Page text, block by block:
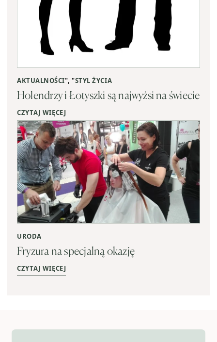
AKTUALNOŚCI", "STYL ŻYCIA
Holendrzy i Łotyszki są najwyżsi na świecie
CZYTAJ WIĘCEJ
URODA
Fryzura na specjalną okazję
CZYTAJ WIĘCEJ